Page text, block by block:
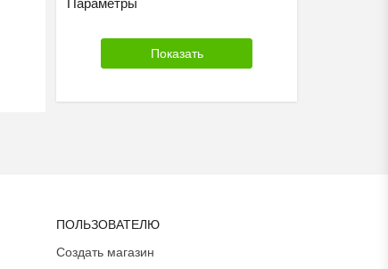
Параметры
ПОЛЬЗОВАТЕЛЮ
Создать магазин